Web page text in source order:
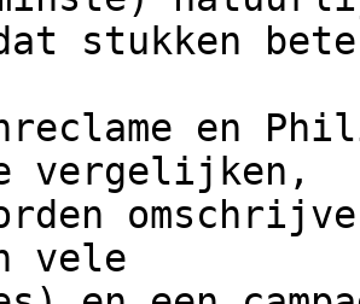
stukken
en
vergelijken,
vele